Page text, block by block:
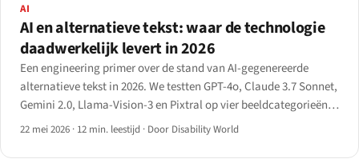
AI
AI en alternatieve tekst: waar de technologie
daadwerkelijk levert in 2026
Een engineering primer over de stand van AI-gegenereerde
alternatieve tekst in 2026. We testten GPT-4o, Claude 3.7 Sonnet,
Gemini 2.0, Llama-Vision-3 en Pixtral op vier beeldcategorieën
en documenteerden waar de technologie levert en waar ze nog
22 mei 2026 · 12 min. leestijd · Door Disability World